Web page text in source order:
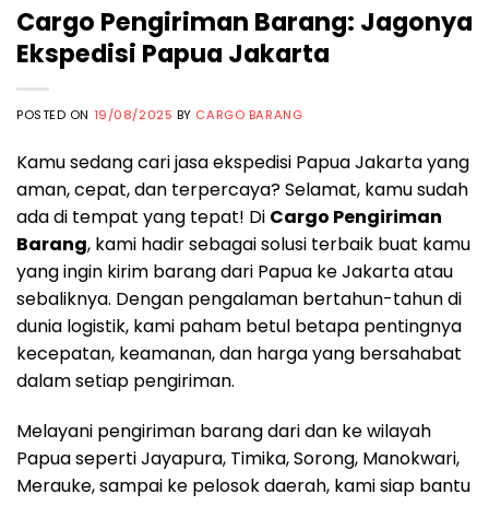
Cargo Pengiriman Barang: Jagonya
Ekspedisi Papua Jakarta
POSTED ON 19/08/2025 BY CARGO BARANG
Kamu sedang cari jasa ekspedisi Papua Jakarta yang
aman, cepat, dan terpercaya? Selamat, kamu sudah
ada di tempat yang tepat! Di Cargo Pengiriman
Barang, kami hadir sebagai solusi terbaik buat kamu
yang ingin kirim barang dari Papua ke Jakarta atau
sebaliknya. Dengan pengalaman bertahun-tahun di
dunia logistik, kami paham betul betapa pentingnya
kecepatan, keamanan, dan harga yang bersahabat
dalam setiap pengiriman.
Melayani pengiriman barang dari dan ke wilayah
Papua seperti Jayapura, Timika, Sorong, Manokwari,
Merauke, sampai ke pelosok daerah, kami siap bantu